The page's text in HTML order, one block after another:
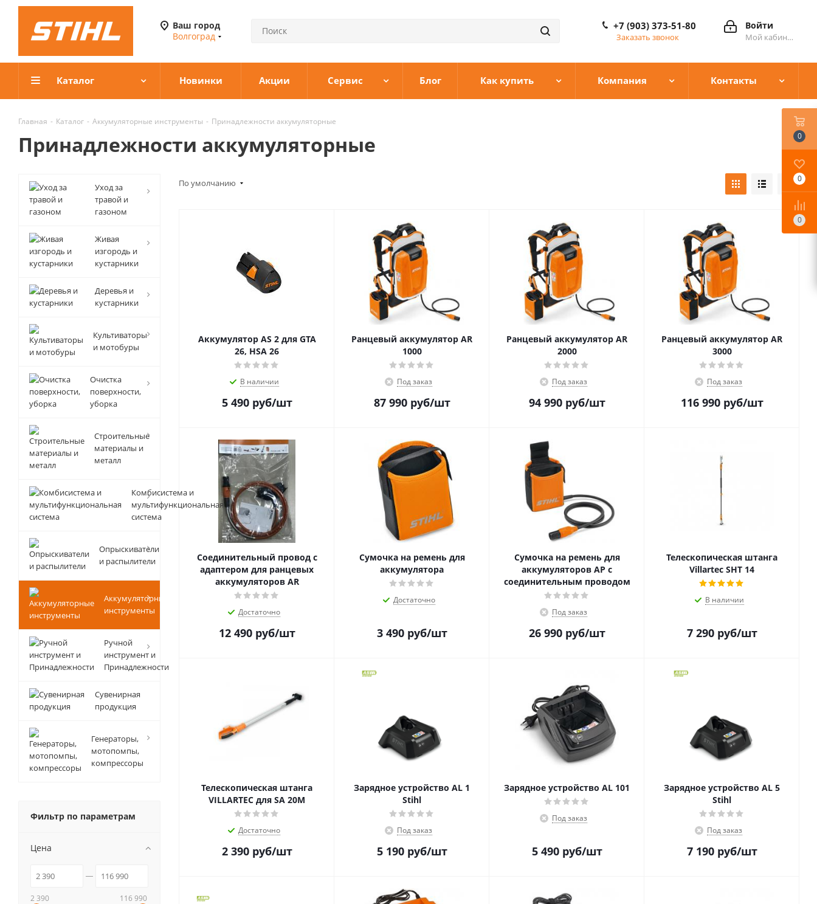
Ваш город
Волгоград
Войти
Мой кабинет
+7 (903) 373-51-80
Заказать звонок
Каталог Новинки Акции Сервис Блог Как купить Компания Контакты
Главная - Каталог - Аккумуляторные инструменты - Принадлежности аккумуляторные
Принадлежности аккумуляторные
По умолчанию
Аккумулятор AS 2 для GTA
26, HSA 26
В наличии
5 490руб/шт
Ранцевый аккумулятор AR
1000
Под заказ
87 990руб/шт
Ранцевый аккумулятор AR
2000
Под заказ
94 990руб/шт
Ранцевый аккумулятор AR
3000
Под заказ
116 990руб/шт
Соединительный провод с
адаптером для ранцевых
аккумуляторов AR
Достаточно
12 490руб/шт
Сумочка на ремень для
аккумулятора
Достаточно
3 490руб/шт
Сумочка на ремень для
аккумуляторов АР с
соединительным проводом
Под заказ
26 990руб/шт
Телескопическая штанга
Villartec SHT 14
В наличии
7 290руб/шт
Телескопическая штанга
VILLARTEC для SA 20M
Достаточно
2 390руб/шт
Зарядное устройство AL 1
Stihl
Под заказ
5 190руб/шт
Зарядное устройство AL 101
Под заказ
5 490руб/шт
Зарядное устройство AL 5
Stihl
Под заказ
7 190руб/шт
Уход за
травой и
газоном
Живая
изгородь и
кустарники
Деревья и
кустарники
Культиваторы
и мотобуры
Очистка
поверхности,
уборка
Строительные
материалы и
металл
Комбисистема и
мультифункциональная
система
Опрыскиватели
и распылители
Аккумуляторные
инструменты
Ручной
инструмент и
Принадлежности
Сувенирная
продукция
Генераторы,
мотопомпы,
компрессоры
Фильтр по параметрам
Цена
2 390 116 990
0
0
0